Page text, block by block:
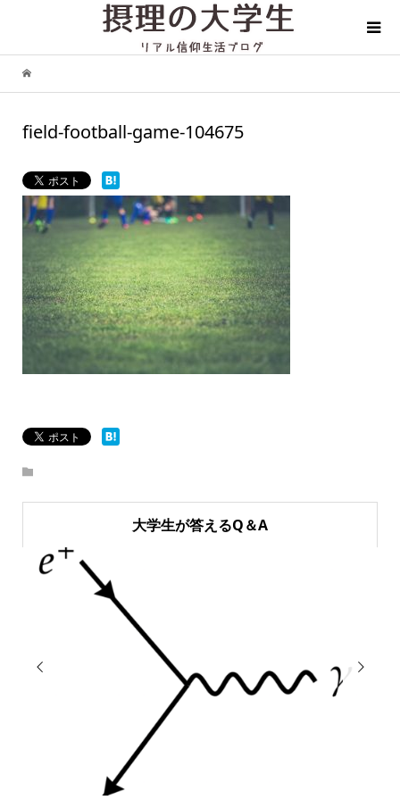
field-football-game-104675
大学生が答えるQ＆A
 